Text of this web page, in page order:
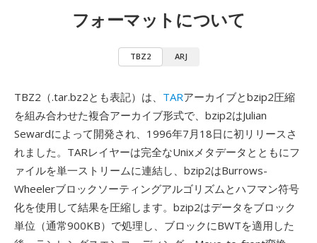
フォーマットについて
TBZ2 ARJ
TBZ2（.tar.bz2とも表記）は、 TARアーカイブとbzip2圧縮
を組み合わせた複合アーカイブ形式で、bzip2はJulian
Sewardによって開発され、1996年7月18日に初リリースさ
れました。TARレイヤーは完全なUnixメタデータとともにフ
ァイルを単一ストリームに連結し、bzip2はBurrows-
Wheelerブロックソーティングアルゴリズムとハフマン符号
化を使用して結果を圧縮します。bzip2はデータをブロック
単位（通常900KB）で処理し、ブロックにBWTを適用した